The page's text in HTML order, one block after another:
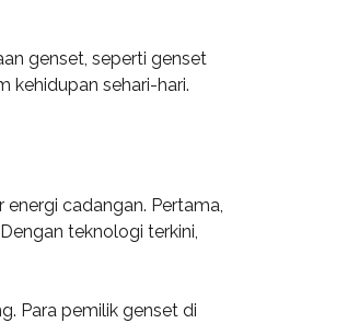
genset, seperti genset
kehidupan sehari-hari.
cadangan. Pertama,
teknologi terkini,
Para pemilik genset di